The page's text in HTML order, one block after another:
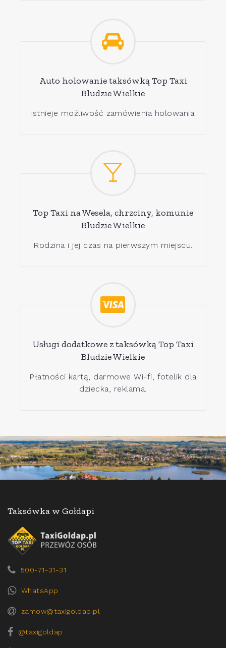
Auto holowanie taksówką Top Taxi
Bludzie Wielkie
Istnieje możliwość zamówienia holowania.
Top Taxi na Wesela, chrzciny, komunie
Bludzie Wielkie
Rodzina i jej czas na pierwszym miejscu.
Usługi dodatkowe z taksówką Top Taxi
Bludzie Wielkie
Płatności kartą, darmowe Wi-fi, fotelik dla
dziecka, reklama.
Taksówka w Gołdapi
500-71-31-31
WhatsApp
zamow@taxigoldap.pl
@taxigoldap